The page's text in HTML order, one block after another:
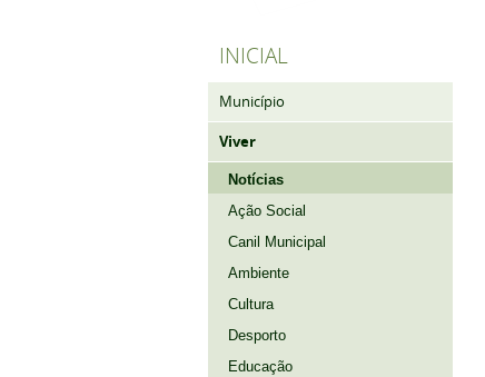
INICIAL
Município
Viver
Notícias
Ação Social
Canil Municipal
Ambiente
Cultura
Desporto
Educação